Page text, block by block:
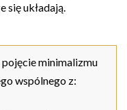
się układają.
pojęcie minimalizmu
wspólnego z: